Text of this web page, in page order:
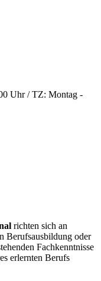
Uhr / TZ: Montag -
richten sich an
Berufsausbildung oder
Fachkenntnisse
erlernten Berufs